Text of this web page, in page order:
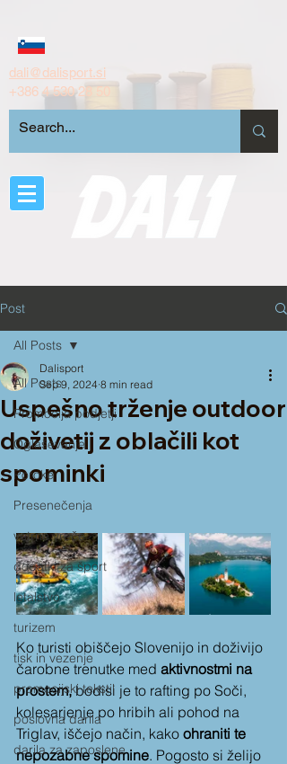
dali@dalisport.si
+386 4 530 28 50
Post
All Posts
Promocija podjetji
Oglaševanje
Poroke
Presenečenja
vetrne vreče
dodatki za šport
letalstvo
turizem
tisk in vezenje
promocijski tekstil
poslovna darila
darila za zaposlene
All Posts
Uspešno trženje outdoor
doživetij z oblačili kot
spominki
Dalisport
Sep 9, 2024 8 min read
Ko turisti obiščejo Slovenijo in doživijo
čarobne trenutke med aktivnostmi na
prostem, bodisi je to rafting po Soči,
kolesarjenje po hribih ali pohod na
Triglav, iščejo način, kako ohraniti te
nepozabne spomine. Pogosto si želijo